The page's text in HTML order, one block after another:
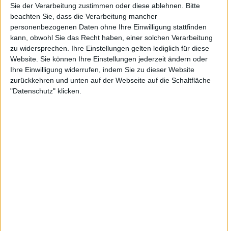
Sie der Verarbeitung zustimmen oder diese ablehnen. Bitte
beachten Sie, dass die Verarbeitung mancher
personenbezogenen Daten ohne Ihre Einwilligung stattfinden
kann, obwohl Sie das Recht haben, einer solchen Verarbeitung
zu widersprechen. Ihre Einstellungen gelten lediglich für diese
Website. Sie können Ihre Einstellungen jederzeit ändern oder
Ihre Einwilligung widerrufen, indem Sie zu dieser Website
zurückkehren und unten auf der Webseite auf die Schaltfläche
"Datenschutz" klicken.